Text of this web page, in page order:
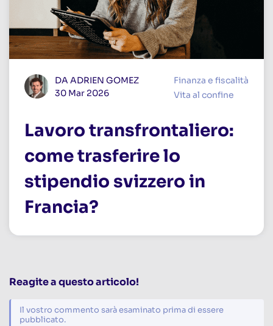
DA ADRIEN GOMEZ
30 Mar 2026
Finanza e fiscalità
Vita al confine
Lavoro transfrontaliero:
come trasferire lo
stipendio svizzero in
Francia?
Reagite a questo articolo!
Il vostro commento sarà esaminato prima di essere
pubblicato.